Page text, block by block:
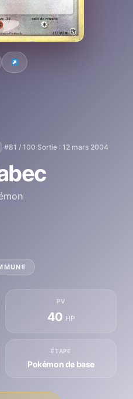
·#81 / 100·Sortie : 12 mars 2004
PV
40 HP
ÉTAPE
Pokémon de base